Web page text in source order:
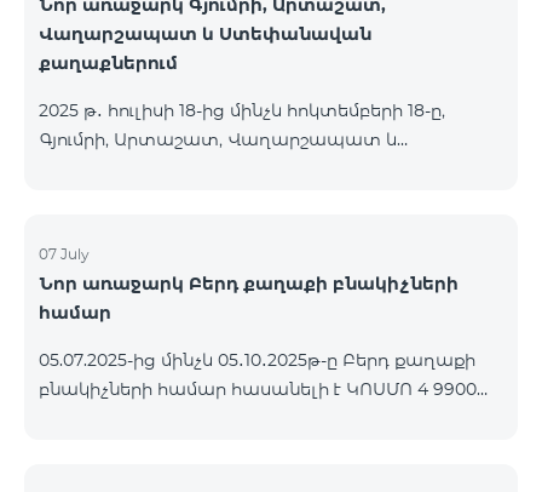
Նոր առաջարկ Գյումրի, Արտաշատ,
Վաղարշապատ և Ստեփանավան
քաղաքներում
2025 թ․ հուլիսի 18-ից մինչև հոկտեմբերի 18-ը,
Գյումրի, Արտաշատ, Վաղարշապատ և
զեղչով առաջին 6 ամիսների համար, 12 ամիս
բաժանորդագրության դեպքում․ Անվանում
Հիմնական արժեք Զեղչված արժեք 1-6 ամիսների
ԿՈՍՄՈ 3 7400 Մարզային 7400 3700 ԿՈՍՄՈ 4 9900
Մարզային 9900 4950
07 July
Նոր առաջարկ Բերդ քաղաքի բնակիչների
համար
05.07.2025-ից մինչև 05․10․2025թ-ը Բերդ քաղաքի
բնակիչների համար հասանելի է ԿՈՍՄՈ 4 9900